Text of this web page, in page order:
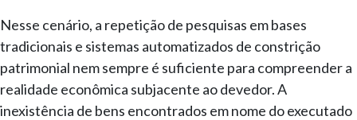
Nesse cenário, a repetição de pesquisas em bases
tradicionais e sistemas automatizados de constrição
patrimonial nem sempre é suficiente para compreender a
realidade econômica subjacente ao devedor. A
inexistência de bens encontrados em nome do executado